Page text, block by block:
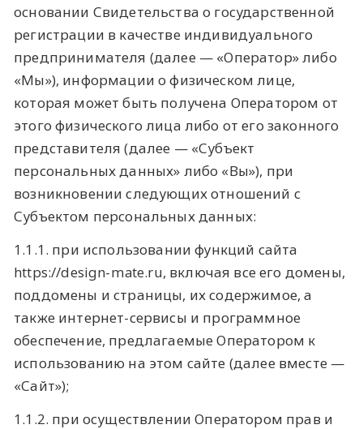
основании Свидетельства о государственной
регистрации в качестве индивидуального
предпринимателя (далее — «Оператор» либо
«Мы»), информации о физическом лице,
которая может быть получена Оператором от
этого физического лица либо от его законного
представителя (далее — «Субъект
персональных данных» либо «Вы»), при
возникновении следующих отношений с
Субъектом персональных данных:
1.1.1. при использовании функций сайта
https://design-mate.ru, включая все его домены,
поддомены и страницы, их содержимое, а
также интернет-сервисы и программное
обеспечение, предлагаемые Оператором к
использованию на этом сайте (далее вместе —
«Сайт»);
1.1.2. при осуществлении Оператором прав и